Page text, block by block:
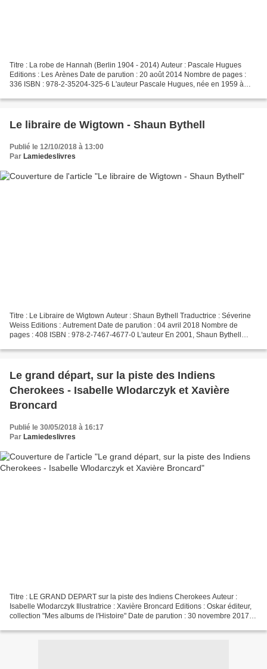
Titre : La robe de Hannah (Berlin 1904 - 2014) Auteur : Pascale Hugues
Editions : Les Arènes Date de parution : 20 août 2014 Nombre de pages :
336 ISBN : 978-2-35204-325-6 L'auteur Pascale Hugues, née en 1959 à
Le libraire de Wigtown - Shaun Bythell
Publié le 12/10/2018 à 13:00
Par Lamiedeslivres
Titre : Le Libraire de Wigtown Auteur : Shaun Bythell Traductrice : Séverine
Weiss Editions : Autrement Date de parution : 04 avril 2018 Nombre de
pages : 408 ISBN : 978-2-7467-4677-0 L'auteur En 2001, Shaun Bythell
Le grand départ, sur la piste des Indiens
Cherokees - Isabelle Wlodarczyk et Xavière
Broncard
Publié le 30/05/2018 à 16:17
Par Lamiedeslivres
Titre : LE GRAND DEPART sur la piste des Indiens Cherokees Auteur :
Isabelle Wlodarczyk Illustratrice : Xavière Broncard Editions : Oskar éditeur,
collection "Mes albums de l'Histoire" Date de parution : 30 novembre 2017